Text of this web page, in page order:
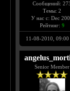
Сообщений:
Темы: 2
У нас с: Dec
Рейтинг: 9
11-08-2010, 09:00
Senior Member